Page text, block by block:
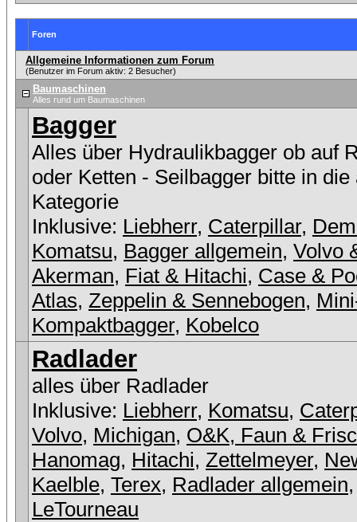
Foren
Allgemeine Informationen zum Forum
(Benutzer im Forum aktiv: 2 Besucher)
Baumaschinen
Alles rund um Baumaschinen
Bagger
Alles über Hydraulikbagger ob auf
oder Ketten - Seilbagger bitte in die
Kategorie
Inklusive: Liebherr, Caterpillar,
Komatsu, Bagger allgemein, Volvo
Akerman, Fiat & Hitachi, Case &
Atlas, Zeppelin & Sennebogen,
Kompaktbagger, Kobelco
Radlader
alles über Radlader
Inklusive: Liebherr, Komatsu,
Volvo, Michigan, O&K, Faun &
Hanomag, Hitachi, Zettelmeyer,
Kaelble, Terex, Radlader allgemein,
LeTourneau